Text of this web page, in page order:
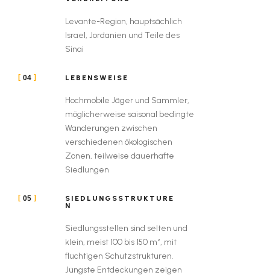
Levante-Region, hauptsächlich
Israel, Jordanien und Teile des
Sinai
04 LEBENSWEISE
Hochmobile Jäger und Sammler,
möglicherweise saisonal bedingte
Wanderungen zwischen
verschiedenen ökologischen
Zonen, teilweise dauerhafte
Siedlungen
05
SIEDLUNGSSTRUKTURE
N
Siedlungsstellen sind selten und
klein, meist 100 bis 150 m², mit
flüchtigen Schutzstrukturen.
Jüngste Entdeckungen zeigen